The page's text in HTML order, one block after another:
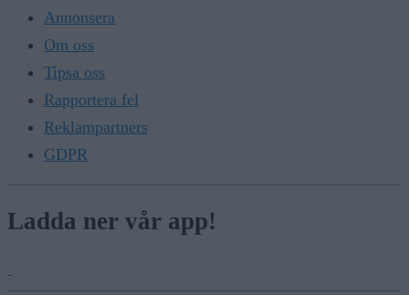
Annonsera
Om oss
Tipsa oss
Rapportera fel
Reklampartners
GDPR
Ladda ner vår app!